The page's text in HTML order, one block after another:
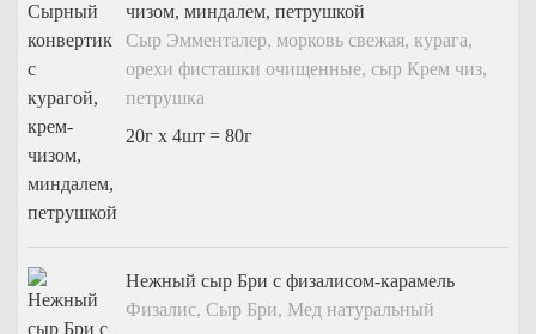
Мытищи
Одинцово
Подольск
Пушкино
Щелково
чизом, миндалем, петрушкой
Сыр Эмменталер, морковь свежая, курага,
орехи фисташки очищенные, сыр Крем чиз,
петрушка
20г x 4шт = 80г
Нежный сыр Бри с физалисом-карамель
Физалис, Сыр Бри, Мед натуральный